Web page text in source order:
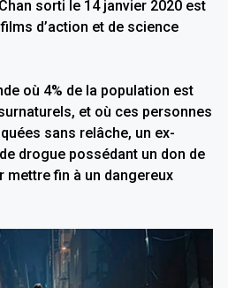
sorti le 14 janvier 2020 est
d’action et de science
où 4% de la population est
et où ces personnes
sans relâche, un ex-
drogue possédant un don de
mettre fin à un dangereux